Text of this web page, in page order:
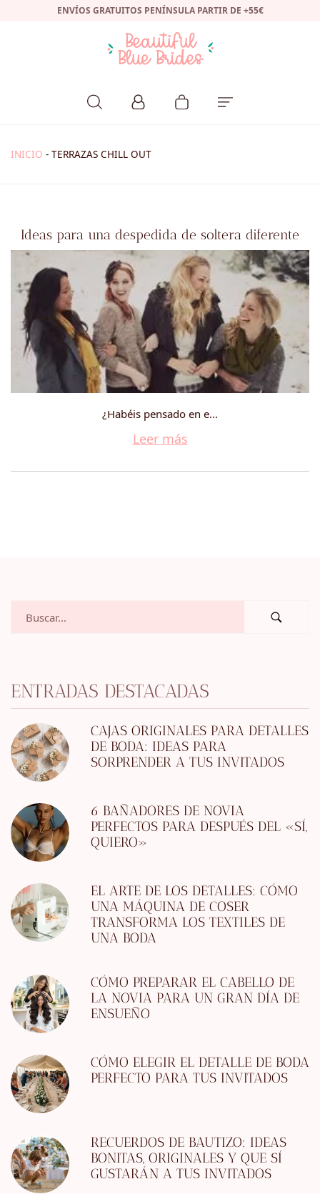
ENVÍOS GRATUITOS PENÍNSULA PARTIR DE +55€
INICIO - TERRAZAS CHILL OUT
Ideas para una despedida de soltera diferente
¿Habéis pensado en e...
Leer más
ENTRADAS DESTACADAS
CAJAS ORIGINALES PARA DETALLES
DE BODA: IDEAS PARA
SORPRENDER A TUS INVITADOS
6 BAÑADORES DE NOVIA
PERFECTOS PARA DESPUÉS DEL «SÍ,
QUIERO»
EL ARTE DE LOS DETALLES: CÓMO
UNA MÁQUINA DE COSER
TRANSFORMA LOS TEXTILES DE
UNA BODA
CÓMO PREPARAR EL CABELLO DE
LA NOVIA PARA UN GRAN DÍA DE
ENSUEÑO
CÓMO ELEGIR EL DETALLE DE BODA
PERFECTO PARA TUS INVITADOS
RECUERDOS DE BAUTIZO: IDEAS
BONITAS, ORIGINALES Y QUE SÍ
GUSTARÁN A TUS INVITADOS